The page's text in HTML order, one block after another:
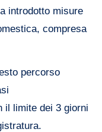
introdotto misure
compresa
percorso
il limite dei 3 giorni